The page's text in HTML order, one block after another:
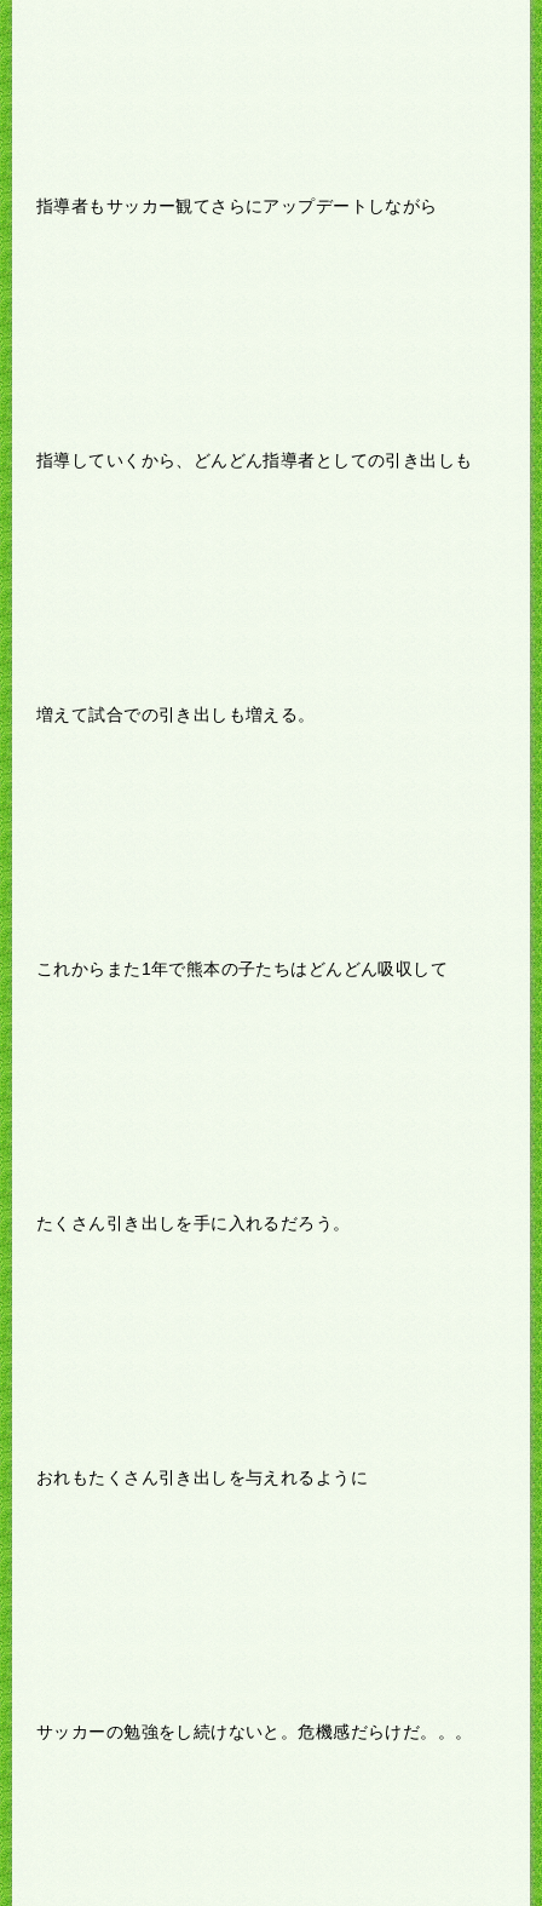
指導者もサッカー観てさらにアップデートしながら
指導していくから、どんどん指導者としての引き出しも
増えて試合での引き出しも増える。
これからまた1年で熊本の子たちはどんどん吸収して
たくさん引き出しを手に入れるだろう。
おれもたくさん引き出しを与えれるように
サッカーの勉強をし続けないと。危機感だらけだ。。。